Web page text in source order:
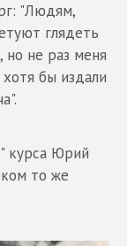
"Людям,
глядеть
но не раз меня
хотя бы издали
курса Юрий
то же